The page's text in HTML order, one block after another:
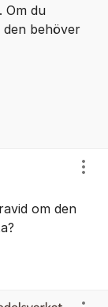
Om du
behöver
om den